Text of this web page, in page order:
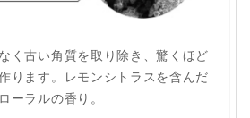
く古い角質を取り除き、驚くほど
ります。レモンシトラスを含んだ
ーラルの香り。